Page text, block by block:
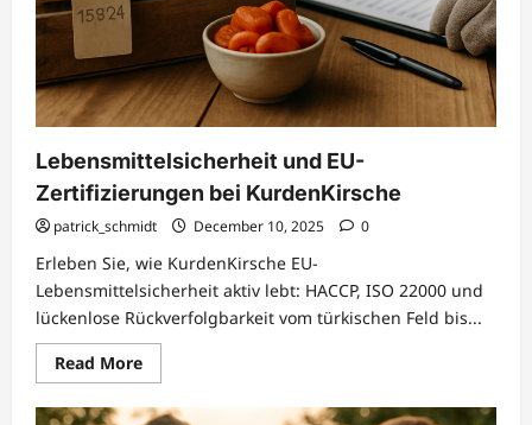
Lebensmittelsicherheit und EU-
Zertifizierungen bei KurdenKirsche
patrick_schmidt December 10, 2025 0
Erleben Sie, wie KurdenKirsche EU-
Lebensmittelsicherheit aktiv lebt: HACCP, ISO 22000 und
lückenlose Rückverfolgbarkeit vom türkischen Feld bis...
Read MoreRead
more
Lebensmittelsicherheit